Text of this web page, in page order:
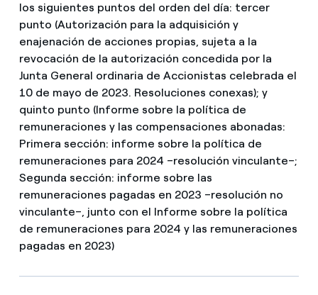
los siguientes puntos del orden del día: tercer
punto (Autorización para la adquisición y
enajenación de acciones propias, sujeta a la
revocación de la autorización concedida por la
Junta General ordinaria de Accionistas celebrada el
10 de mayo de 2023. Resoluciones conexas); y
quinto punto (Informe sobre la política de
remuneraciones y las compensaciones abonadas:
Primera sección: informe sobre la política de
remuneraciones para 2024 –resolución vinculante–;
Segunda sección: informe sobre las
remuneraciones pagadas en 2023 –resolución no
vinculante–, junto con el Informe sobre la política
de remuneraciones para 2024 y las remuneraciones
pagadas en 2023)